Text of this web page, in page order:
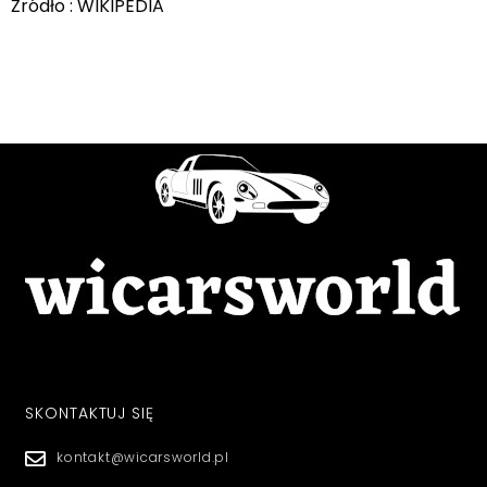
Źródło : WIKIPEDIA
SKONTAKTUJ SIĘ
kontakt@wicarsworld.pl